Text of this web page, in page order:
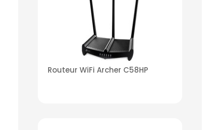
Routeur WiFi Archer C58HP